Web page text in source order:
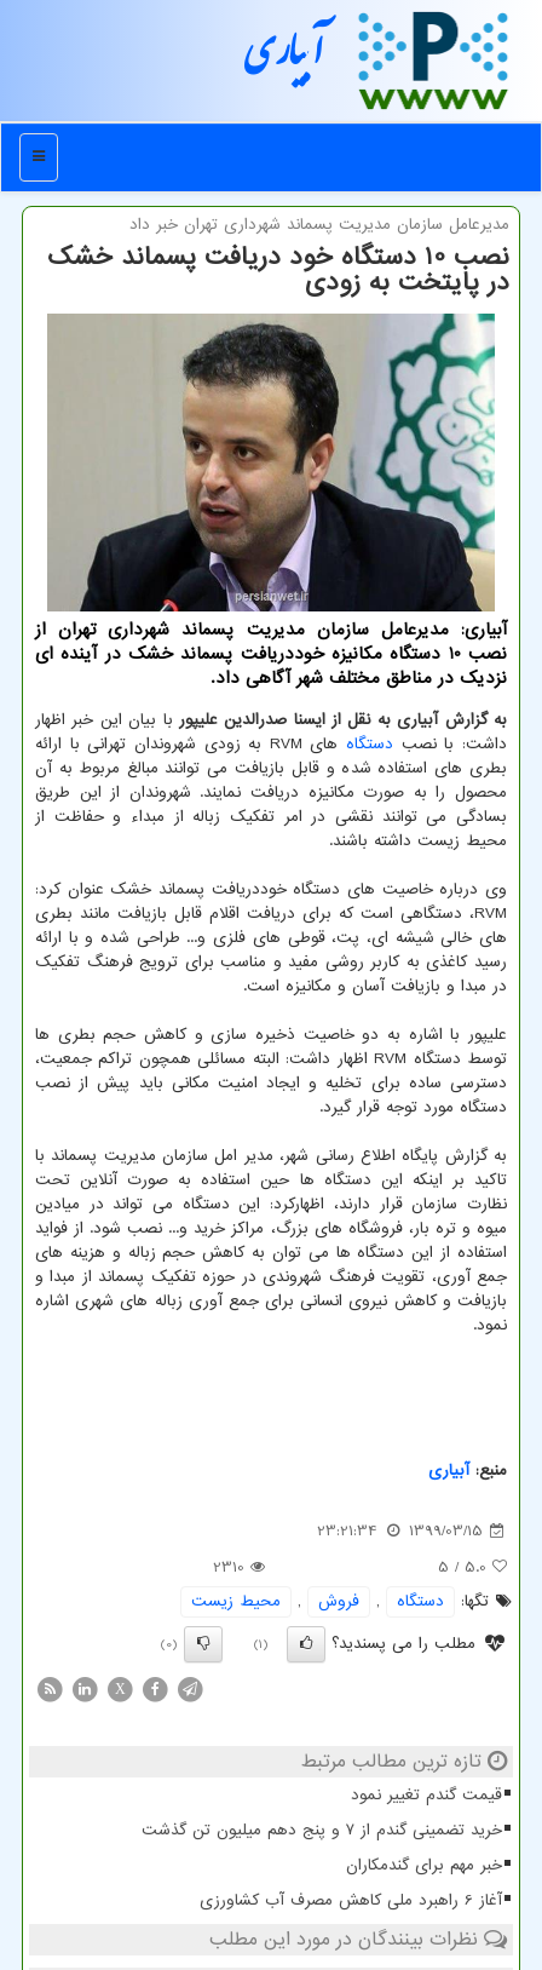
آبیاری
منو
مدیرعامل سازمان مدیریت پسماند شهرداری تهران خبر داد
نصب 10 دستگاه خود دریافت پسماند خشك
در پایتخت به زودی
آبیاری: مدیرعامل سازمان مدیریت پسماند شهرداری تهران از
نصب 10 دستگاه مكانیزه خوددریافت پسماند خشك در آینده ای
نزدیك در مناطق مختلف شهر آگاهی داد.
به گزارش آبیاری به نقل از ایسنا صدرالدین علیپور با بیان این خبر اظهار
داشت: با نصب دستگاه
های RVM به زودی شهروندان تهرانی با ارائه
بطری های استفاده شده و قابل بازیافت می توانند مبالغ مربوط به آن
محصول را به صورت مکانیزه دریافت نمایند. شهروندان از این طریق
بسادگی می توانند نقشی در امر تفکیک زباله از مبداء و حفاظت از
محیط زیست داشته باشند.
وی درباره خاصیت های دستگاه خوددریافت پسماند خشک عنوان کرد:
RVM، دستگاهی است که برای دریافت اقلام قابل بازیافت مانند بطری
های خالی شیشه ای، پت، قوطی های فلزی و... طراحی شده و با ارائه
رسید کاغذی به کاربر روشی مفید و مناسب برای ترویج فرهنگ تفکیک
در مبدا و بازیافت آسان و مکانیزه است.
علیپور با اشاره به دو خاصیت ذخیره سازی و کاهش حجم بطری ها
توسط دستگاه RVM اظهار داشت: البته مسائلی همچون تراکم جمعیت،
دسترسی ساده برای تخلیه و ایجاد امنیت مکانی باید پیش از نصب
دستگاه مورد توجه قرار گیرد.
به گزارش پایگاه اطلاع رسانی شهر، مدیر امل سازمان مدیریت پسماند با
تاکید بر اینکه این دستگاه ها حین استفاده به صورت آنلاین تحت
نظارت سازمان قرار دارند، اظهارکرد: این دستگاه می تواند در میادین
میوه و تره بار، فروشگاه های بزرگ، مراکز خرید و... نصب شود. از فواید
استفاده از این دستگاه ها می توان به کاهش حجم زباله و هزینه های
جمع آوری، تقویت فرهنگ شهروندی در حوزه تفکیک پسماند از مبدا و
بازیافت و کاهش نیروی انسانی برای جمع آوری زباله های شهری اشاره
نمود.
منبع:آبیاری
1399/03/15
23:21:34
5.0
/ 5
2310
تگها:
دستگاه , فروش ,
محیط زیست
مطلب را می پسندید؟
(1)
(0)
X
تازه ترین مطالب مرتبط
قیمت گندم تغییر نمود
خرید تضمینی گندم از ۷ و پنج دهم میلیون تن گذشت
خبر مهم برای گندمکاران
آغاز 6 راهبرد ملی کاهش مصرف آب کشاورزی
نظرات بینندگان در مورد این مطلب